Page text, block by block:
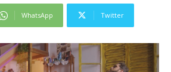
WhatsApp Twitter